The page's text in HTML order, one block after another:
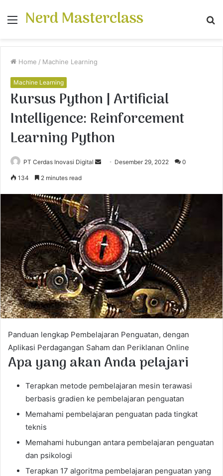
Menu
Nerd Masterclass
Home / Machine Learning
Machine Learning
Kursus Python | Artificial
Intelligence: Reinforcement
Learning Python
PT Cerdas Inovasi Digital
d
n
e
m
a
i
l
Desember 29, 2022 0
134 2 minutes read
Panduan lengkap Pembelajaran Penguatan, dengan
Aplikasi Perdagangan Saham dan Periklanan Online
Apa yang akan Anda pelajari
Terapkan metode pembelajaran mesin terawasi
berbasis gradien ke pembelajaran penguatan
Memahami pembelajaran penguatan pada tingkat
teknis
Memahami hubungan antara pembelajaran penguatan
dan psikologi
Terapkan 17 algoritma pembelajaran penguatan yang